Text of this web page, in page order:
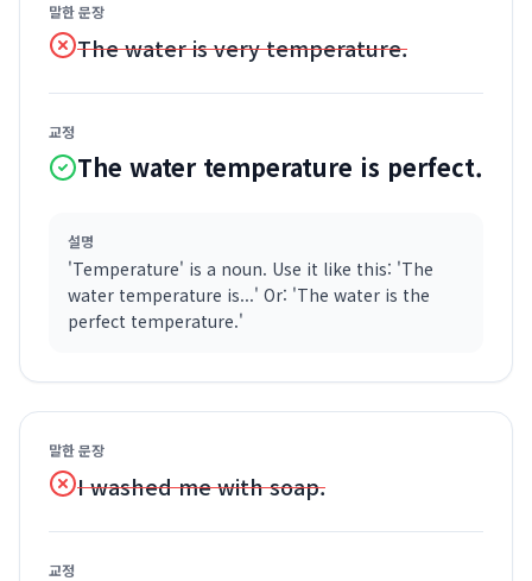
말한 문장
The water is very temperature.
교정
The water temperature is perfect.
설명
'Temperature' is a noun. Use it like this: 'The
water temperature is...' Or: 'The water is the
perfect temperature.'
말한 문장
I washed me with soap.
교정